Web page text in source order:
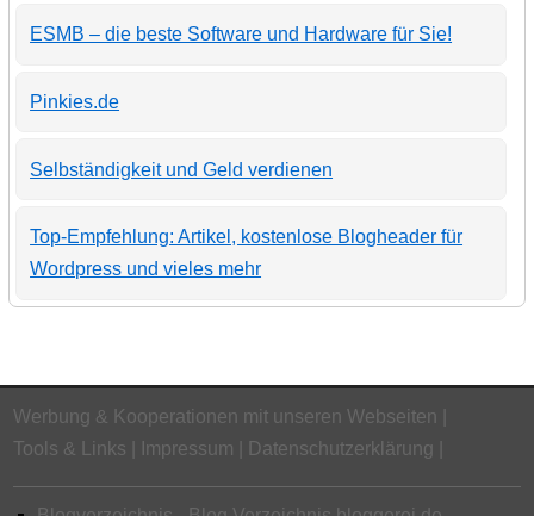
ESMB – die beste Software und Hardware für Sie!
Pinkies.de
Selbständigkeit und Geld verdienen
Top-Empfehlung: Artikel, kostenlose Blogheader für
Wordpress und vieles mehr
Werbung & Kooperationen mit unseren Webseiten
Tools & Links
Impressum Datenschutzerklärung